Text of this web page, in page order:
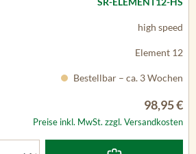
high speed
Element 12
Bestellbar – ca. 3 Wochen
98,95 €
Preise inkl. MwSt. zzgl. Versandkosten